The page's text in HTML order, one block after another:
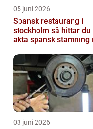
05 juni 2026
Spansk restaurang i
stockholm så hittar du
äkta spansk stämning i
03 juni 2026